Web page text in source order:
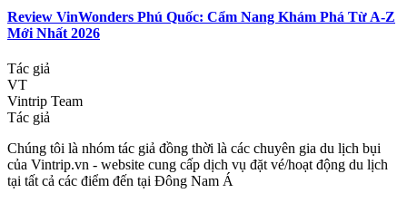
Review VinWonders Phú Quốc: Cẩm Nang Khám Phá Từ A-Z
Mới Nhất 2026
Tác giả
VT
Vintrip Team
Tác giả
Chúng tôi là nhóm tác giả đồng thời là các chuyên gia du lịch bụi
của Vintrip.vn - website cung cấp dịch vụ đặt vé/hoạt động du lịch
tại tất cả các điểm đến tại Đông Nam Á